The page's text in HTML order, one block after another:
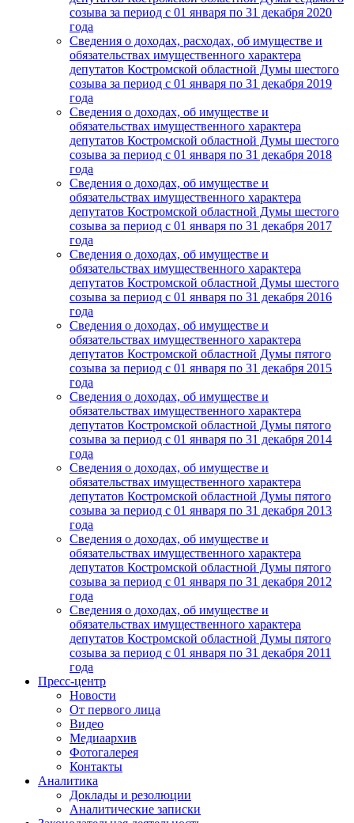
созыва за период с 01 января по 31 декабря 2020
года
Сведения о доходах, расходах, об имуществе и
обязательствах имущественного характера
депутатов Костромской областной Думы шестого
созыва за период с 01 января по 31 декабря 2019
года
Сведения о доходах, об имуществе и
обязательствах имущественного характера
депутатов Костромской областной Думы шестого
созыва за период с 01 января по 31 декабря 2018
года
Сведения о доходах, об имуществе и
обязательствах имущественного характера
депутатов Костромской областной Думы шестого
созыва за период с 01 января по 31 декабря 2017
года
Сведения о доходах, об имуществе и
обязательствах имущественного характера
депутатов Костромской областной Думы шестого
созыва за период с 01 января по 31 декабря 2016
года
Сведения о доходах, об имуществе и
обязательствах имущественного характера
депутатов Костромской областной Думы пятого
созыва за период с 01 января по 31 декабря 2015
года
Сведения о доходах, об имуществе и
обязательствах имущественного характера
депутатов Костромской областной Думы пятого
созыва за период с 01 января по 31 декабря 2014
года
Сведения о доходах, об имуществе и
обязательствах имущественного характера
депутатов Костромской областной Думы пятого
созыва за период с 01 января по 31 декабря 2013
года
Сведения о доходах, об имуществе и
обязательствах имущественного характера
депутатов Костромской областной Думы пятого
созыва за период с 01 января по 31 декабря 2012
года
Сведения о доходах, об имуществе и
обязательствах имущественного характера
депутатов Костромской областной Думы пятого
созыва за период с 01 января по 31 декабря 2011
года
Пресс-центр
Новости
От первого лица
Видео
Медиаархив
Фотогалерея
Контакты
Аналитика
Доклады и резолюции
Аналитические записки